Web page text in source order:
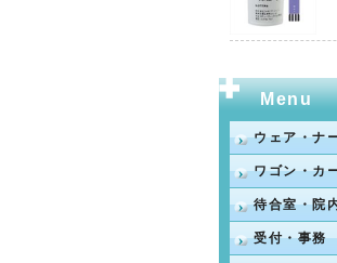
Menu
ウェア・ナ
ワゴン・カ
待合室・院
受付・事務